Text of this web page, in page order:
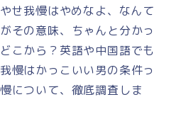
せ我慢はやめなよ、なんて
その意味、ちゃんと分かっ
こから？英語や中国語でも
慢はかっこいい男の条件っ
について、徹底調査しま